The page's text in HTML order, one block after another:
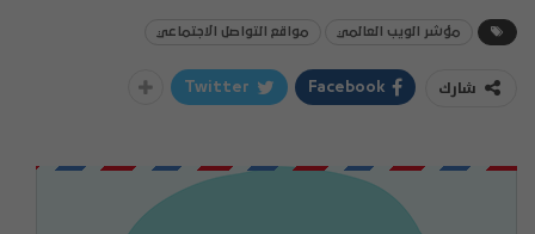
مؤشر الويب العالمي مواقع التواصل الاجتماعي
شارك Facebook
Twitter